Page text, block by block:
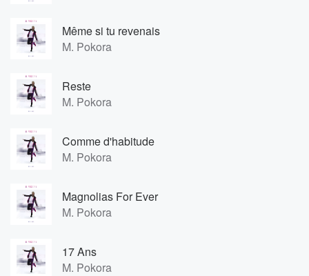
Même si tu revenais
M. Pokora
Reste
M. Pokora
Comme d'habitude
M. Pokora
Magnolias For Ever
M. Pokora
17 Ans
M. Pokora